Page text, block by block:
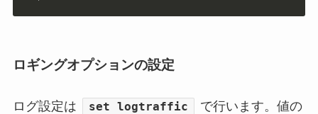
ロギングオプションの設定
ログ設定は set logtraffic
で行います。値の